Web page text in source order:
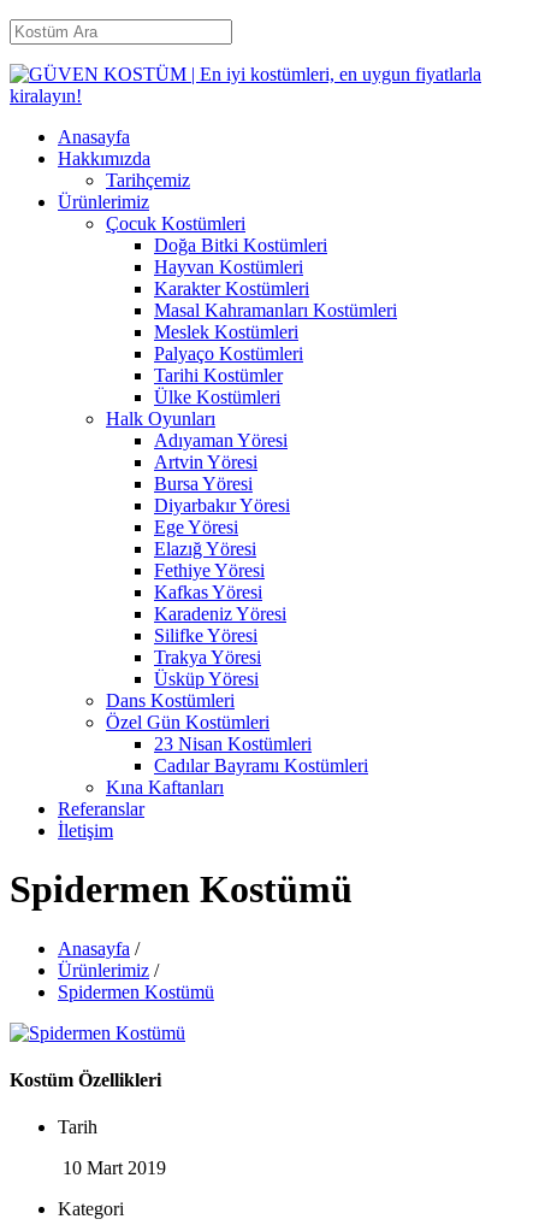
Anasayfa
Hakkımızda
Tarihçemiz
Ürünlerimiz
Çocuk Kostümleri
Doğa Bitki Kostümleri
Hayvan Kostümleri
Karakter Kostümleri
Masal Kahramanları Kostümleri
Meslek Kostümleri
Palyaço Kostümleri
Tarihi Kostümler
Ülke Kostümleri
Halk Oyunları
Adıyaman Yöresi
Artvin Yöresi
Bursa Yöresi
Diyarbakır Yöresi
Ege Yöresi
Elazığ Yöresi
Fethiye Yöresi
Kafkas Yöresi
Karadeniz Yöresi
Silifke Yöresi
Trakya Yöresi
Üsküp Yöresi
Dans Kostümleri
Özel Gün Kostümleri
23 Nisan Kostümleri
Cadılar Bayramı Kostümleri
Kına Kaftanları
Referanslar
İletişim
Spidermen Kostümü
Anasayfa /
Ürünlerimiz /
Spidermen Kostümü
Kostüm Özellikleri
Tarih
10 Mart 2019
Kategori